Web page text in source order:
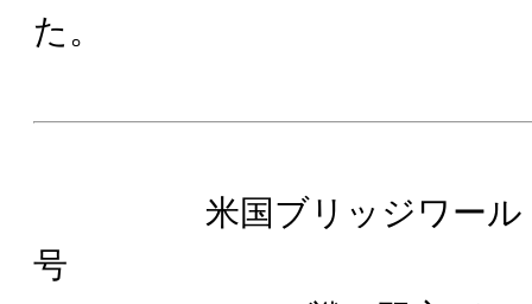
た。
米国ブリッジワールド
号